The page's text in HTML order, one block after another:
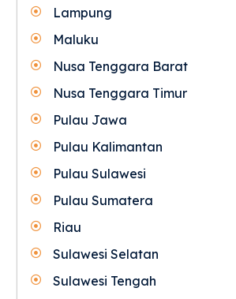
Lampung
Maluku
Nusa Tenggara Barat
Nusa Tenggara Timur
Pulau Jawa
Pulau Kalimantan
Pulau Sulawesi
Pulau Sumatera
Riau
Sulawesi Selatan
Sulawesi Tengah